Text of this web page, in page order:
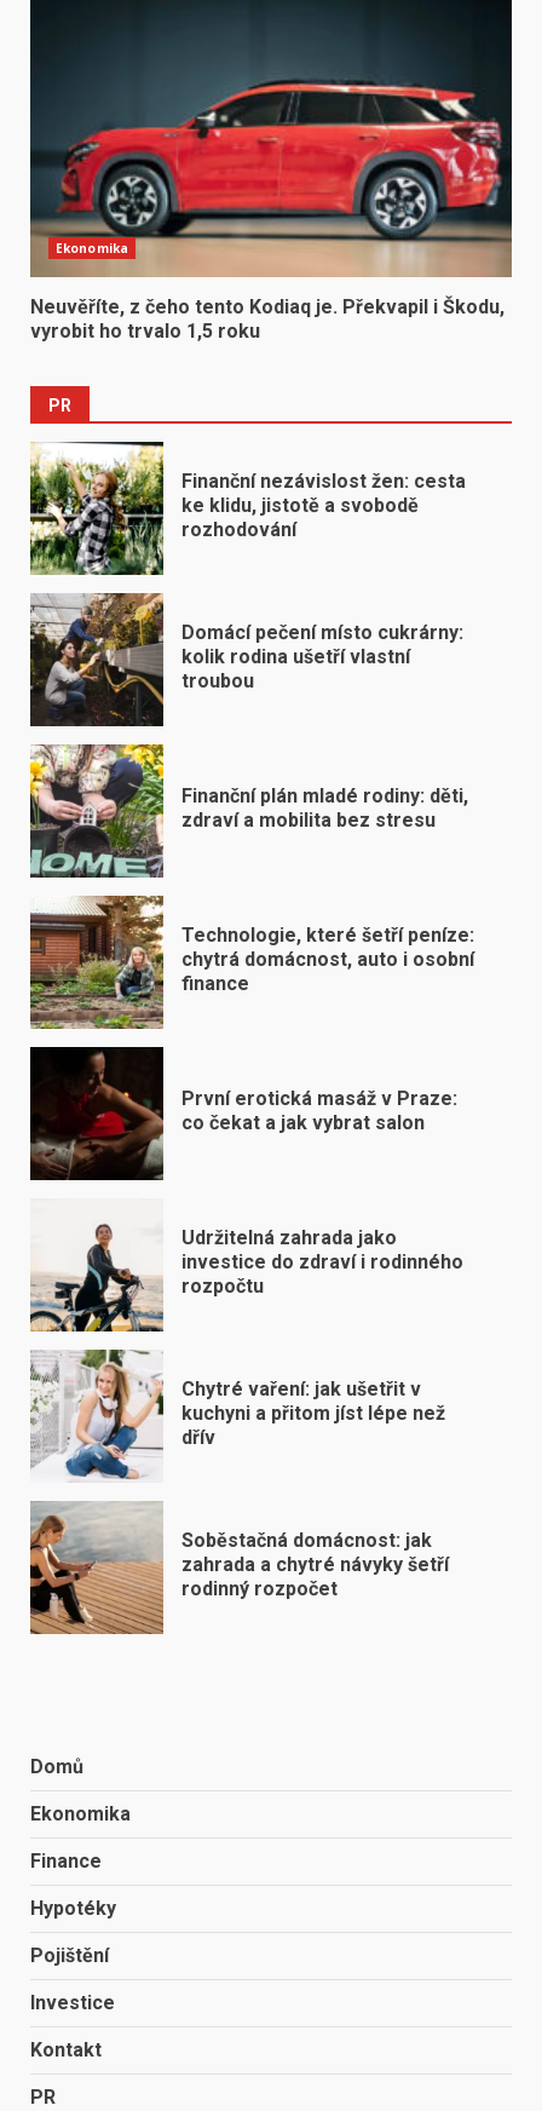
Ekonomika
Neuvěříte, z čeho tento Kodiaq je. Překvapil i Škodu,
vyrobit ho trvalo 1,5 roku
PR
Finanční nezávislost žen: cesta
ke klidu, jistotě a svobodě
rozhodování
Domácí pečení místo cukrárny:
kolik rodina ušetří vlastní
troubou
Finanční plán mladé rodiny: děti,
zdraví a mobilita bez stresu
Technologie, které šetří peníze:
chytrá domácnost, auto i osobní
finance
První erotická masáž v Praze:
co čekat a jak vybrat salon
Udržitelná zahrada jako
investice do zdraví i rodinného
rozpočtu
Chytré vaření: jak ušetřit v
kuchyni a přitom jíst lépe než
dřív
Soběstačná domácnost: jak
zahrada a chytré návyky šetří
rodinný rozpočet
Domů
Ekonomika
Finance
Hypotéky
Pojištění
Investice
Kontakt
PR